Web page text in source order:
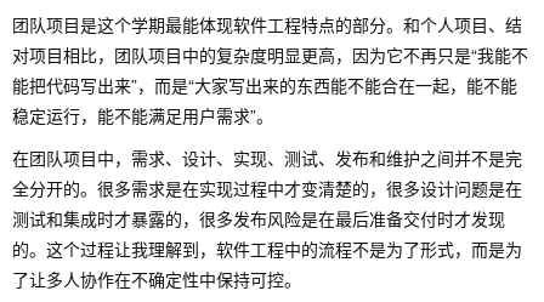
团队项目是这个学期最能体现软件工程特点的部分。和个人项目、结
对项目相比，团队项目中的复杂度明显更高，因为它不再只是“我能不
能把代码写出来”，而是“大家写出来的东西能不能合在一起，能不能
稳定运行，能不能满足用户需求”。
在团队项目中，需求、设计、实现、测试、发布和维护之间并不是完
全分开的。很多需求是在实现过程中才变清楚的，很多设计问题是在
测试和集成时才暴露的，很多发布风险是在最后准备交付时才发现
的。这个过程让我理解到，软件工程中的流程不是为了形式，而是为
了让多人协作在不确定性中保持可控。